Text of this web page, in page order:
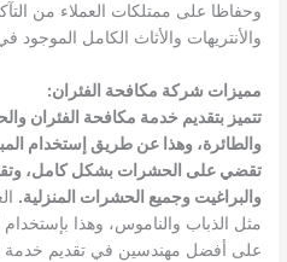
وحفاظا على ممتلكات العملاء من
والأنتريهات والأثاث الكامل الموجود
مميزات شركة مكافحة الفئران:
تتميز بتقديم خدمة مكافحة الفئران
والطائرة، وهذا عن طريق إستخدام
تقضي على الحشرات بشكل كامل،
والبراغيت وجميع الحشرات المنزلية.
مثل الذباب والناموس، وهذا
على أفضل مهندسين في تقديم خدمة